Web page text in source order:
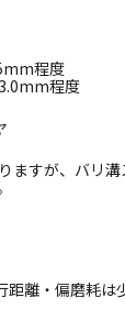
程度
程度
ますが、バリ
距離・偏磨耗